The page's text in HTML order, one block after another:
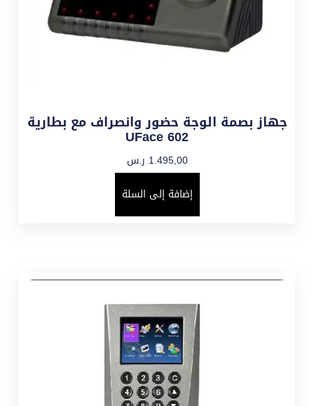
جهاز بصمة الوجة حضور وانصراف مع بطارية
UFace 602
1.495,00 ر.س
إضافة إلى السلة